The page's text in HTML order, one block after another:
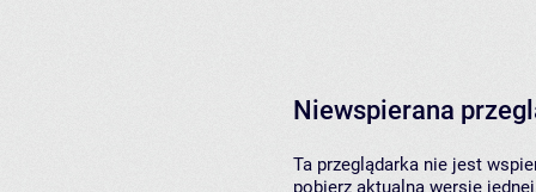
Niewspierana
Ta przeglądarka nie jest
pobierz aktualną wersję